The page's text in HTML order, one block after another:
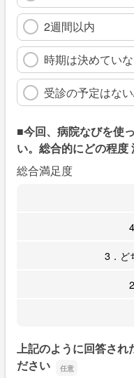
2週間以内
時期は決めてい
受診の予定はな
■今回、病院なびを使
い。総合的にどの程度
総合満足度
3．ど
上記のように回答され
ださい